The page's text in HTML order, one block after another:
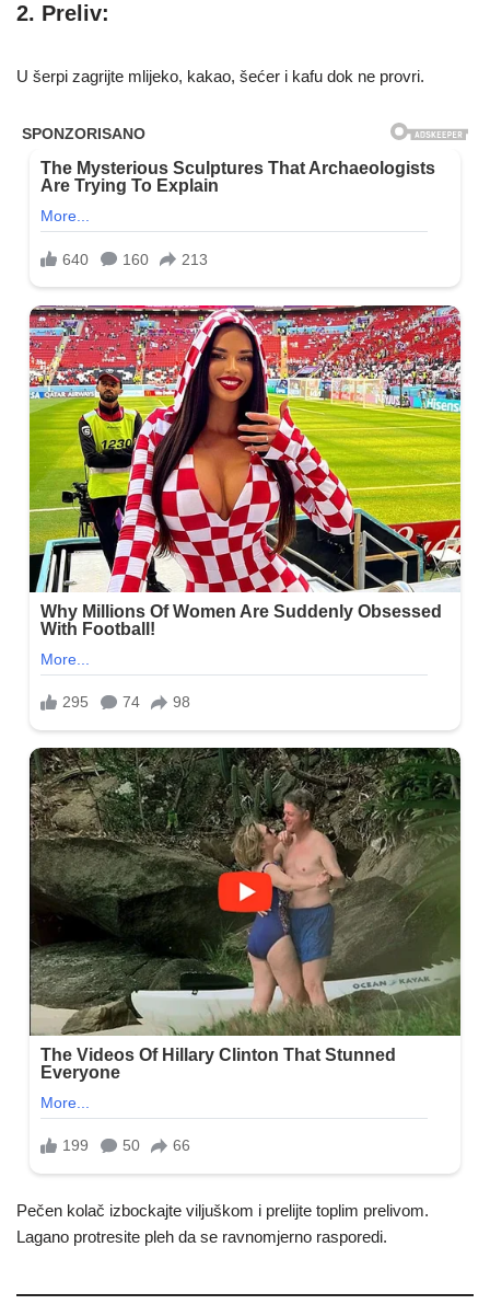
2. Preliv:
U šerpi zagrijte mlijeko, kakao, šećer i kafu dok ne provri.
Pečen kolač izbockajte viljuškom i prelijte toplim prelivom.
Lagano protresite pleh da se ravnomjerno rasporedi.